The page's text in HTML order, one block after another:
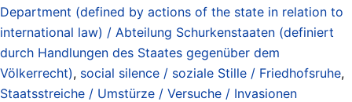
Department (defined by actions of the state in relation to
international law) / Abteilung Schurkenstaaten (definiert
durch Handlungen des Staates gegenüber dem
Völkerrecht), social silence / soziale Stille / Friedhofsruhe,
Staatsstreiche / Umstürze / Versuche / Invasionen